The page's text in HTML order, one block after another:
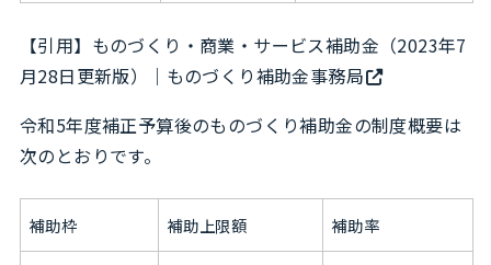
【引用】 ものづくり・商業・サービス補助金（2023年7
月28日更新版）｜ものづくり補助金事務局
令和5年度補正予算後のものづくり補助金の制度概要は
次のとおりです。
補助枠 補助上限額 補助率